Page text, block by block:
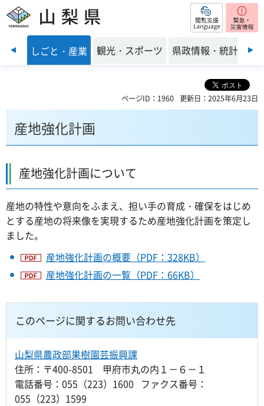
山梨県 閲覧支援
前のスライドを表示
境 しごと・産業 観光・スポーツ 県政情報・統計
ページID：1960 更新日：2025年6月23日
産地強化計画
産地強化計画について
産地の特性や意向をふまえ、担い手の育成・確保をはじめ
とする産地の将来像を実現するため産地強化計画を策定し
ました。
産地強化計画の概要（PDF：328KB）
産地強化計画の一覧（PDF：66KB）
このページに関するお問い合わせ先
山梨県農政部果樹園芸振興課
住所：〒400-8501 甲府市丸の内１－６－１
電話番号：055（223）1600 ファクス番号：
055（223）1599